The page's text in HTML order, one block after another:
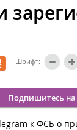
Шрифт:
Подпишитесь на
к ФСБ о